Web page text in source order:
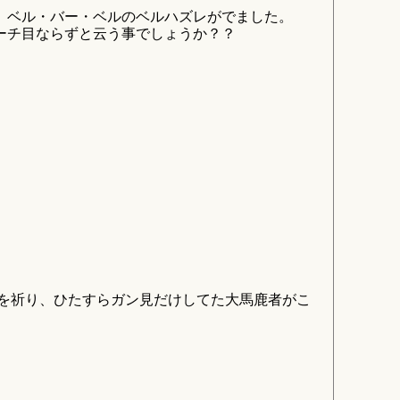
ル・バー・ベルのベルハズレがでました。
目ならずと云う事でしょうか？？
り、ひたすらガン見だけしてた大馬鹿者がこ